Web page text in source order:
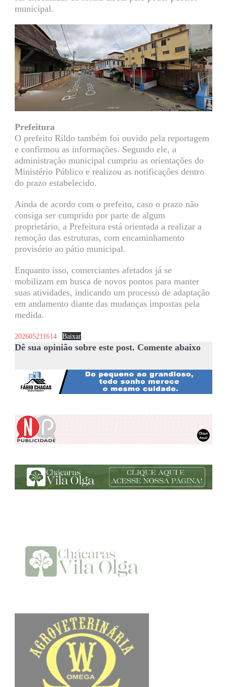
municipal.
Prefeitura
O prefeito Rildo também foi ouvido pela reportagem
e confirmou as informações. Segundo ele, a
administração municipal cumpriu as orientações do
Ministério Público e realizou as notificações dentro
do prazo estabelecido.
Ainda de acordo com o prefeito, caso o prazo não
consiga ser cumprido por parte de algum
proprietário, a Prefeitura está orientada a realizar a
remoção das estruturas, com encaminhamento
provisório ao pátio municipal.
Enquanto isso, comerciantes afetados já se
mobilizam em busca de novos pontos para manter
suas atividades, indicando um processo de adaptação
em andamento diante das mudanças impostas pela
medida.
202605211614 Baixar
Dê sua opinião sobre este post. Comente abaixo